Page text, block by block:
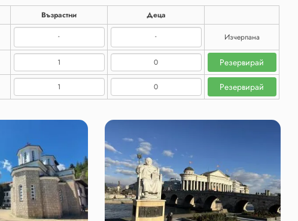
Възрастни Деца
- - Изчерпана